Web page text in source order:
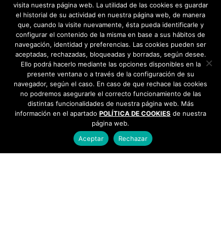
visita nuestra página web. La utilidad de las cookies es guardar
el historial de su actividad en nuestra página web, de manera
que, cuando la visite nuevamente, ésta pueda identificarle y
configurar el contenido de la misma en base a sus hábitos de
navegación, identidad y preferencias. Las cookies pueden ser
aceptadas, rechazadas, bloqueadas y borradas, según desee.
Ello podrá hacerlo mediante las opciones disponibles en la
presente ventana o a través de la configuración de su
navegador, según el caso. En caso de que rechace las cookies
no podremos asegurarle el correcto funcionamiento de las
distintas funcionalidades de nuestra página web. Más
información en el apartado POLÍTICA DE COOKIES de nuestra
página web.
Aceptar
Rechazar